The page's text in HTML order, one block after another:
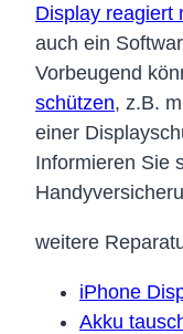
Display reagiert
auch ein
Vorbeugend
schützen, z.B.
einer
Informieren Sie
weitere
iPhone
Akku